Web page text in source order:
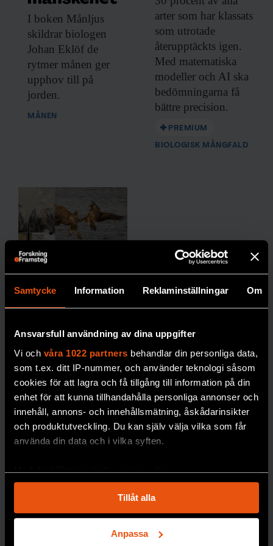
Samtycke Information Reklaminställningar Om
Ansvarsfull användning av dina uppgifter
Vi och våra 1022 partners behandlar din personliga data,
som t.ex. ditt IP-nummer, och använder teknologi såsom
cookies för att lagra och få tillgång till information på din
enhet för att kunna tillhandahålla personliga annonser och
innehåll, annons- och innehållsmätning, åskådarinsikter
och produktutveckling. Du kan själv välja vilka som får
använda din data och i vilka syften.
Med din tillåtelse skulle vi även vilja:
som kan ha en noggrannhet på upp till flera meter
Identifiera din enhet genom att aktivt skanna den
för specifika kännetecken (fingeravtryck)
Tillåt alla
Anpassa
– Vi är fortfarande långt från ett läge där vi
kan implementera ett så strikt
ransoneringssystem. Men en frivillig
version skulle kunna vara en mer realistisk
start, säger Francesco Fuso-Nerini.
Han menar att Sveriges strategi under
covid-19-pandemin pekar på att system
som bygger på frivillighet också kan
har verktygen för att göra det kan räcka
långt.
F&F I DIN MEJLBOX!
Håll dig uppdaterad med
F&F:s nyhetsbrev!
Beställ nyhetsbrev
I boken Månljus
skildrar biologen
Johan Eklöf de
rytmer månen ger
upphov till på
jorden.
MÅNEN
arter som har klassats
som utrotade
återupptäckts igen.
Med matematiska
modeller och AI ska
bedömningarna få
bättre precision.
PREMIUM
BIOLOGISK MÅNGFALD
Nytt
frysrum på
Naturhistor
iska säkrar
forskning
om
miljögifter
Miljöprovbanken vid
Naturhistoriska
riksmuseet är en av
världens äldsta och
behöver den byggas
PREMIUM GIFTER